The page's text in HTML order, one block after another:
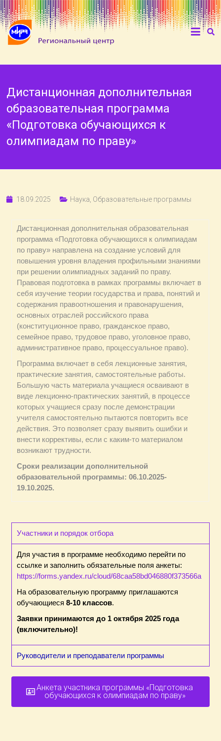
Дистанционная дополнительная
образовательная программа
«Подготовка обучающихся к
олимпиадам по праву»
18.09.2025 Наука Образовательные программы
Дистанционная дополнительная образовательная
программа «Подготовка обучающихся к олимпиадам
по праву» направлена на создание условий для
повышения уровня владения профильными знаниями
при решении олимпиадных заданий по праву.
Правовая подготовка в рамках программы включает в
себя изучение теории государства и права, понятий и
содержания правоотношения и правонарушения,
основных отраслей российского права
(конституционное право, гражданское право,
семейное право, трудовое право, уголовное право,
административное право, процессуальное право).
Программа включает в себя лекционные занятия,
практические занятия, самостоятельные работы.
Большую часть материала учащиеся осваивают в
виде лекционно-практических занятий, в процессе
которых учащиеся сразу после демонстрации
учителя самостоятельно пытаются повторить все
действия. Это позволяет сразу выявить ошибки и
внести коррективы, если с каким-то материалом
возникают трудности.
Сроки реализации дополнительной
образовательной программы: 06.10.2025-
19.10.2025.
Участники и порядок отбора
Для участия в программе необходимо перейти по
ссылке и заполнить обязательные поля анкеты:
https://forms.yandex.ru/cloud/68caa58bd046880f373566a
На образовательную программу приглашаются
обучающиеся8-10 классов.
Заявки принимаются до 1 октября 2025 года
(включительно)!
Руководители и преподаватели программы
Анкета участника программы «Подготовка
обучающихся к олимпиадам по праву»